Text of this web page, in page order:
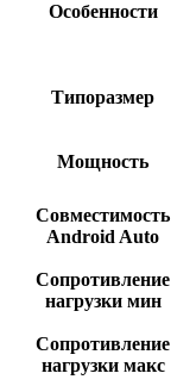
Особенности
Типоразмер
Мощность
Совместимость
Android Auto
Сопротивление
нагрузки мин
Сопротивление
нагрузки макс